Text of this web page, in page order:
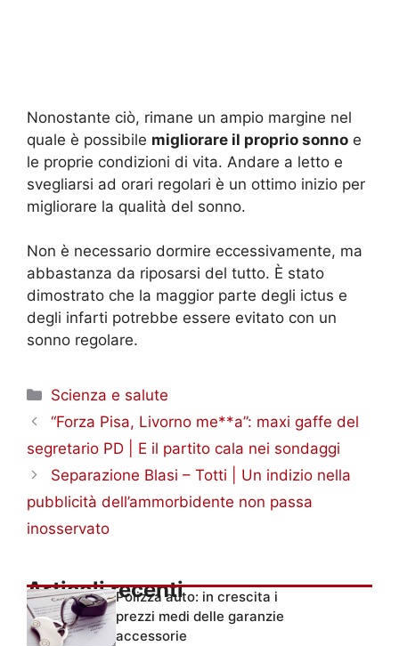
Nonostante ciò, rimane un ampio margine nel
quale è possibile migliorare il proprio sonno e
le proprie condizioni di vita. Andare a letto e
svegliarsi ad orari regolari è un ottimo inizio per
migliorare la qualità del sonno.
Non è necessario dormire eccessivamente, ma
abbastanza da riposarsi del tutto. È stato
dimostrato che la maggior parte degli ictus e
degli infarti potrebbe essere evitato con un
sonno regolare.
Categorie
Scienza e salute
“Forza Pisa, Livorno me**a”: maxi gaffe del
segretario PD | E il partito cala nei sondaggi
Separazione Blasi – Totti | Un indizio nella
pubblicità dell’ammorbidente non passa
inosservato
Articoli recentiPolizza auto: in crescita i
prezzi medi delle garanzie
accessorie